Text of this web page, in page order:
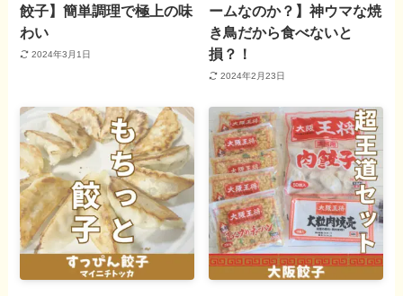
餃子】簡単調理で極上の味
わい
2024年3月1日
ームなのか？】神ウマな焼
き鳥だから食べないと
損？！
2024年2月23日